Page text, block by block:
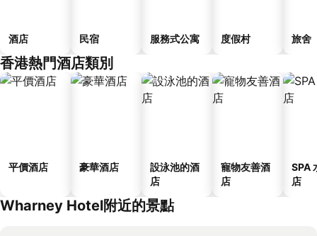
酒店 民宿 服務式公寓 度假村 旅舍
香港熱門酒店類別
平價酒店 豪華酒店
設泳池的酒
店
寵物友善酒
店
SPA
店
Wharney Hotel附近的景點